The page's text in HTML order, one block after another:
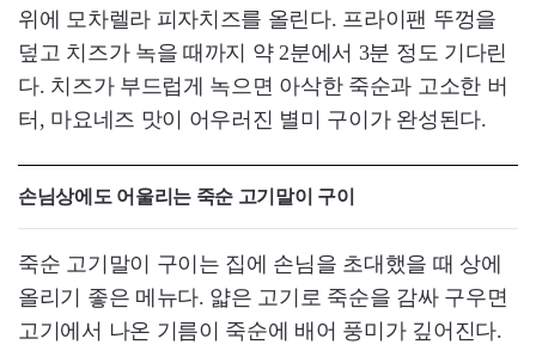
위에 모차렐라 피자치즈를 올린다. 프라이팬 뚜껑을
덮고 치즈가 녹을 때까지 약 2분에서 3분 정도 기다린
다. 치즈가 부드럽게 녹으면 아삭한 죽순과 고소한 버
터, 마요네즈 맛이 어우러진 별미 구이가 완성된다.
손님상에도 어울리는 죽순 고기말이 구이
죽순 고기말이 구이는 집에 손님을 초대했을 때 상에
올리기 좋은 메뉴다. 얇은 고기로 죽순을 감싸 구우면
고기에서 나온 기름이 죽순에 배어 풍미가 깊어진다.